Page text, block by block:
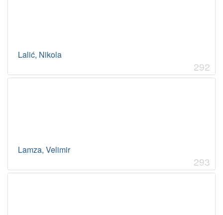
Lalić, Nikola
292
Lamza, Velimir
293